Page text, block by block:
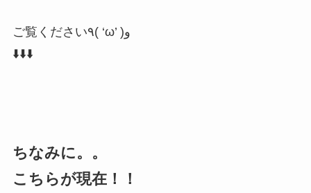
ご覧ください٩( ‘ω’ )و
⬇️⬇️⬇️
ちなみに。。
こちらが現在！！